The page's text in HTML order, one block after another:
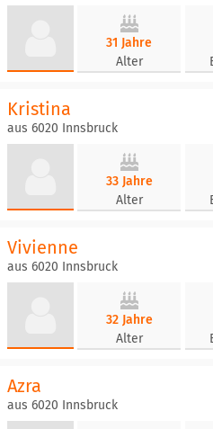
31 Jahre
Alter
Kristina
aus 6020 Innsbruck
33 Jahre
Alter
Vivienne
aus 6020 Innsbruck
32 Jahre
Alter
Azra
aus 6020 Innsbruck